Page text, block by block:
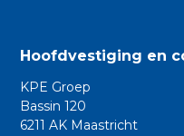
Hoofdvestiging en
KPE Groep
Bassin 120
6211 AK Maastricht